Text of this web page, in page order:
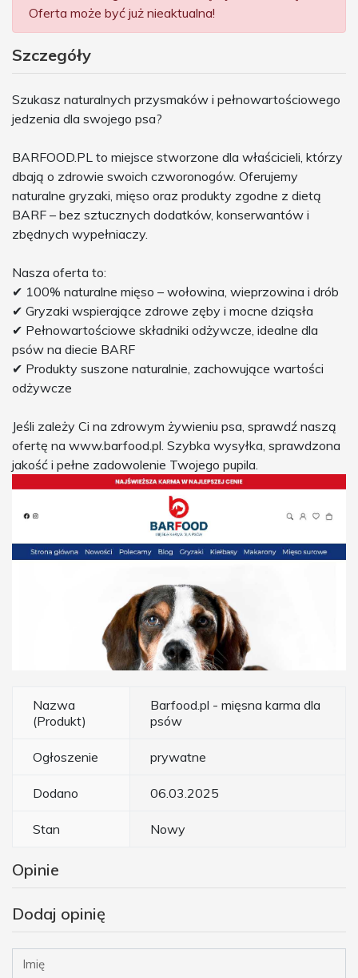
Oferta może być już nieaktualna!
Szczegóły
Szukasz naturalnych przysmaków i pełnowartościowego
jedzenia dla swojego psa?
BARFOOD.PL to miejsce stworzone dla właścicieli, którzy
dbają o zdrowie swoich czworonogów. Oferujemy
naturalne gryzaki, mięso oraz produkty zgodne z dietą
BARF – bez sztucznych dodatków, konserwantów i
zbędnych wypełniaczy.
Nasza oferta to:
✔ 100% naturalne mięso – wołowina, wieprzowina i drób
✔ Gryzaki wspierające zdrowe zęby i mocne dziąsła
✔ Pełnowartościowe składniki odżywcze, idealne dla
psów na diecie BARF
✔ Produkty suszone naturalnie, zachowujące wartości
odżywcze
Jeśli zależy Ci na zdrowym żywieniu psa, sprawdź naszą
ofertę na www.barfood.pl. Szybka wysyłka, sprawdzona
jakość i pełne zadowolenie Twojego pupila.
Nazwa
(Produkt)
Barfood.pl - mięsna karma dla
psów
Ogłoszenie prywatne
Dodano 06.03.2025
Stan Nowy
Opinie
Dodaj opinię